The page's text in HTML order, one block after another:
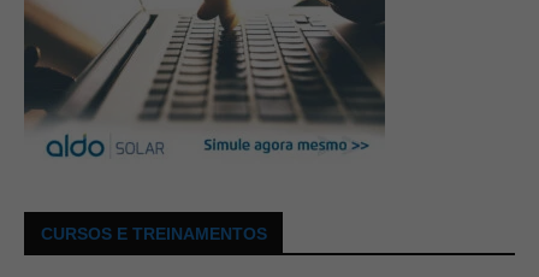
CURSOS E TREINAMENTOS